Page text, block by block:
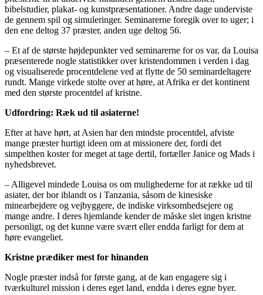
bibelstudier, plakat- og kunstpræsentationer. Andre dage underviste
de gennem spil og simuleringer. Seminarerne foregik over to uger; i
den ene deltog 37 præster, anden uge deltog 56.
– Et af de største højdepunkter ved seminarerne for os var, da Louisa
præsenterede nogle statistikker over kristendommen i verden i dag
og visualiserede procentdelene ved at flytte de 50 seminardeltagere
rundt. Mange virkede stolte over at høre, at Afrika er det kontinent
med den største procentdel af kristne.
Udfordring: Ræk ud til asiaterne!
Efter at have hørt, at Asien har den mindste procentdel, afviste
mange præster hurtigt ideen om at missionere der, fordi det
simpelthen koster for meget at tage dertil, fortæller Janice og Mads i
nyhedsbrevet.
– Alligevel mindede Louisa os om mulighederne for at række ud til
asiater, der bor iblandt os i Tanzania, såsom de kinesiske
minearbejdere og vejbyggere, de indiske virksomhedsejere og
mange andre. I deres hjemlande kender de måske slet ingen kristne
personligt, og det kunne være svært eller endda farligt for dem at
høre evangeliet.
Kristne prædiker mest for hinanden
Nogle præster indså for første gang, at de kan engagere sig i
tværkulturel mission i deres eget land, endda i deres egne byer.